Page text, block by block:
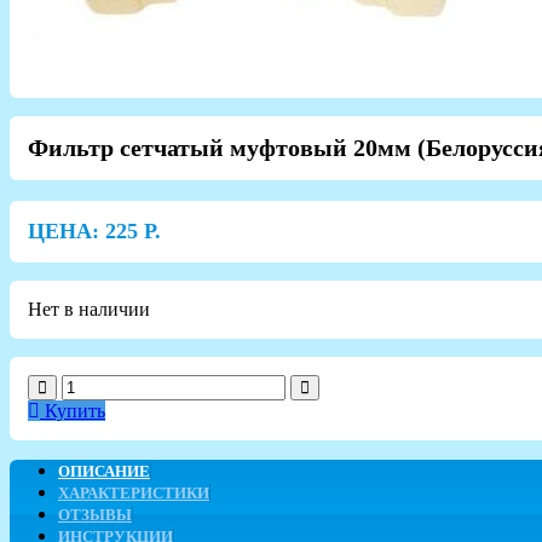
Фильтр сетчатый муфтовый 20мм
ЦЕНА: 225 Р.
Нет в наличии
Купить
ОПИСАНИЕ
ХАРАКТЕРИСТИКИ
ОТЗЫВЫ
ИНСТРУКЦИИ